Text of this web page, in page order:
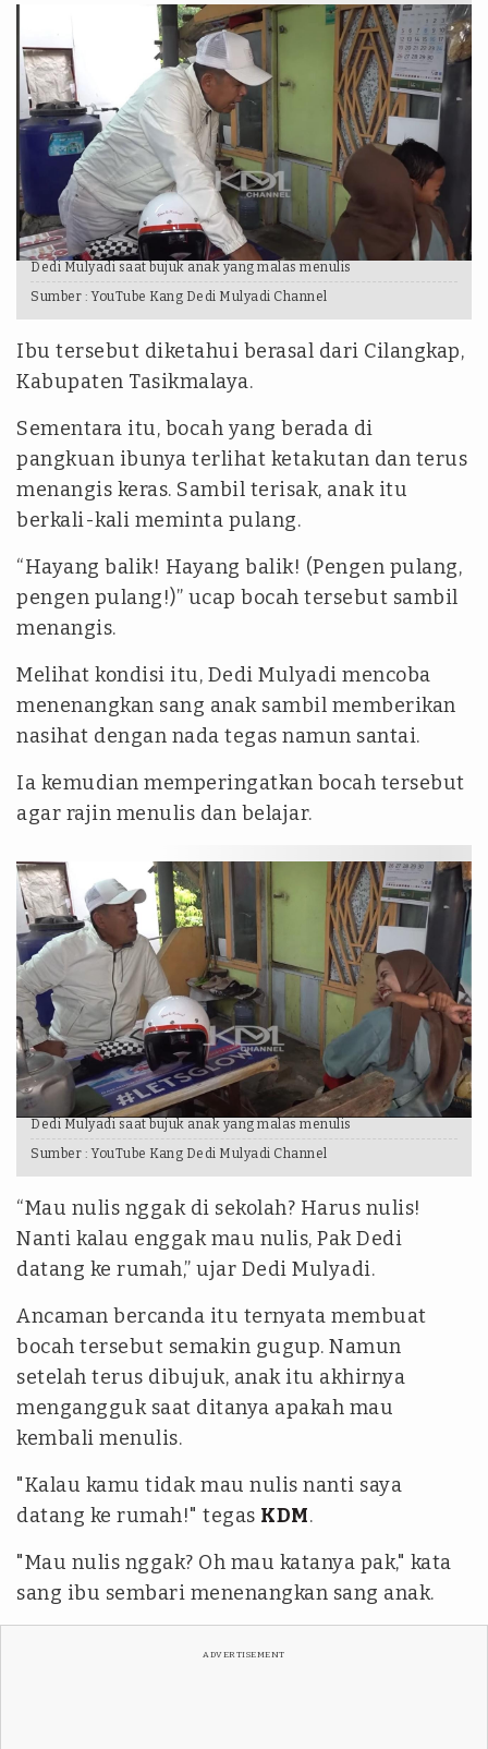
Dedi Mulyadi saat bujuk anak yang malas menulis
Sumber : YouTube Kang Dedi Mulyadi Channel
Ibu tersebut diketahui berasal dari Cilangkap,
Kabupaten Tasikmalaya.
Sementara itu, bocah yang berada di
pangkuan ibunya terlihat ketakutan dan terus
menangis keras. Sambil terisak, anak itu
berkali-kali meminta pulang.
“Hayang balik! Hayang balik! (Pengen pulang,
pengen pulang!)” ucap bocah tersebut sambil
menangis.
Melihat kondisi itu, Dedi Mulyadi mencoba
menenangkan sang anak sambil memberikan
nasihat dengan nada tegas namun santai.
Ia kemudian memperingatkan bocah tersebut
agar rajin menulis dan belajar.
Dedi Mulyadi saat bujuk anak yang malas menulis
Sumber : YouTube Kang Dedi Mulyadi Channel
“Mau nulis nggak di sekolah? Harus nulis!
Nanti kalau enggak mau nulis, Pak Dedi
datang ke rumah,” ujar Dedi Mulyadi.
Ancaman bercanda itu ternyata membuat
bocah tersebut semakin gugup. Namun
setelah terus dibujuk, anak itu akhirnya
mengangguk saat ditanya apakah mau
kembali menulis.
"Kalau kamu tidak mau nulis nanti saya
datang ke rumah!" tegas KDM.
"Mau nulis nggak? Oh mau katanya pak," kata
sang ibu sembari menenangkan sang anak.
ADVERTISEMENT